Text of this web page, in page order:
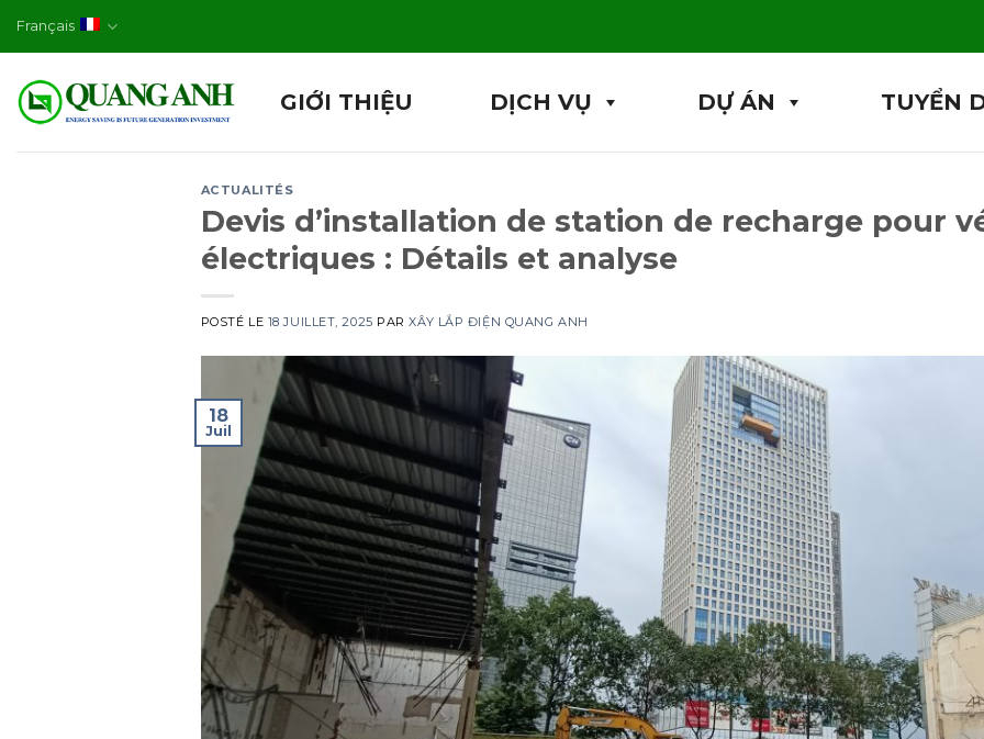
Français
GIỚI THIỆU DỊCH VỤ DỰ ÁN TUYỂN
ACTUALITÉS
Devis d’installation de station de recharge pour
électriques : Détails et analyse
POSTÉ LE 18 JUILLET, 2025 PARXÂY LẮP ĐIỆN QUANG ANH
18
Juil